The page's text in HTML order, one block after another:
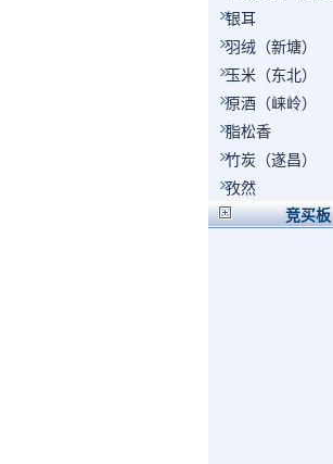
银耳
羽绒（新塘）
玉米（东北）
原酒（崃岭）
脂松香
竹炭（遂昌）
孜然
竞买板